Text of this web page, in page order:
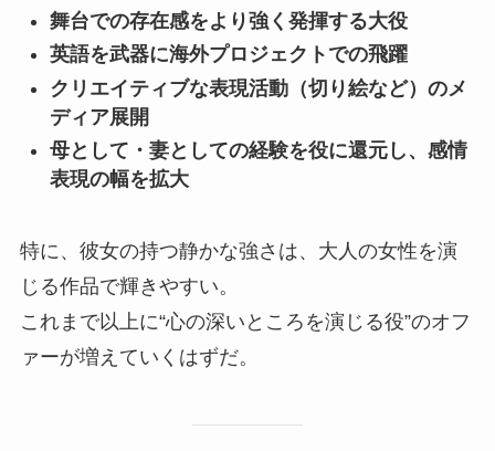
舞台での存在感をより強く発揮する大役
英語を武器に海外プロジェクトでの飛躍
クリエイティブな表現活動（切り絵など）のメ
ディア展開
母として・妻としての経験を役に還元し、感情
表現の幅を拡大
特に、彼女の持つ静かな強さは、大人の女性を演
じる作品で輝きやすい。
これまで以上に“心の深いところを演じる役”のオフ
ァーが増えていくはずだ。